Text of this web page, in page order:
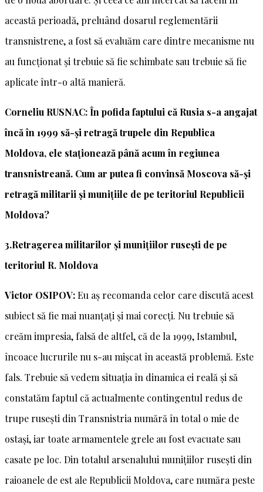
această perioadă, preluând dosarul reglementării
transnistrene, a fost să evaluăm care dintre mecanisme nu
au funcționat și trebuie să fie schimbate sau trebuie să fie
aplicate într-o altă manieră.
Corneliu RUSNAC: În pofida faptului că Rusia s-a angajat
încă în 1999 să-și retragă trupele din Republica
Moldova, ele staționează până acum în regiunea
transnistreană. Cum ar putea fi convinsă Moscova să-și
retragă militarii și munițiile de pe teritoriul Republicii
Moldova?
3.Retragerea militarilor și munițiilor rusești de pe
teritoriul R. Moldova
Victor OSIPOV:Eu aș recomanda celor care discută acest
subiect să fie mai nuanțați și mai corecți. Nu trebuie să
creăm impresia, falsă de altfel, că de la 1999, Istambul,
încoace lucrurile nu s-au mișcat în această problemă. Este
fals. Trebuie să vedem situația în dinamica ei reală și să
constatăm faptul că actualmente contingentul redus de
trupe rusești din Transnistria numără în total o mie de
ostași, iar toate armamentele grele au fost evacuate sau
casate pe loc. Din totalul arsenalului munițiilor rusești din
raioanele de est ale Republicii Moldova, care număra peste